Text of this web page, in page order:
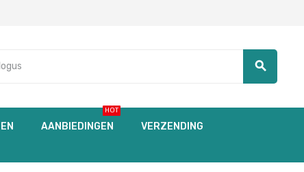
search
AANBIEDINGEN
HOT
VERZENDING